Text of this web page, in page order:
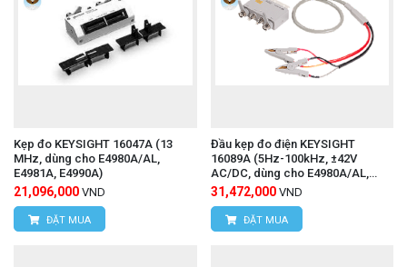
Kẹp đo KEYSIGHT 16047A (13
MHz, dùng cho E4980A/AL,
E4981A, E4990A)
21,096,000 VND
ĐẶT MUA
Đầu kẹp đo điện KEYSIGHT
16089A (5Hz-100kHz, ±42V
AC/DC, dùng cho E4980A/AL,
E4981A, E4990A)
31,472,000 VND
ĐẶT MUA